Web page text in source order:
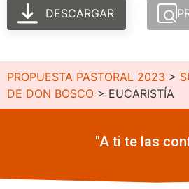
DESCARGAR
PROPUESTA PASTORAL 2023 >
DE DON BOSCO > EUCARISTÍA
"A ti te las